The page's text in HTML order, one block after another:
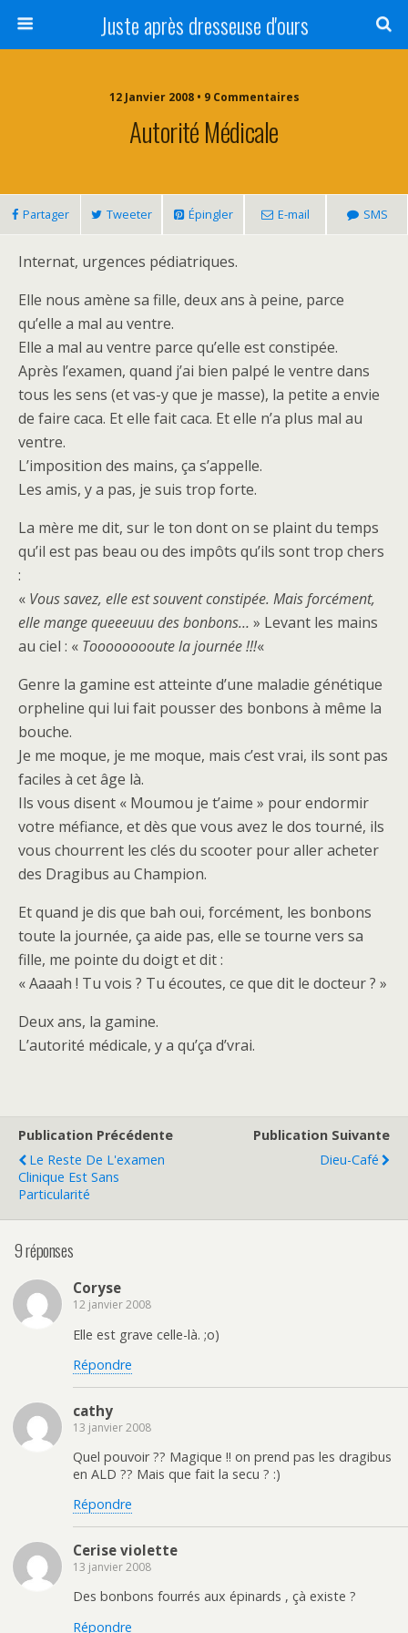
Juste après dresseuse d'ours
12 Janvier 2008 • 9 Commentaires
Autorité Médicale
Partager Tweeter Épingler E-mail SMS
Internat, urgences pédiatriques.
Elle nous amène sa fille, deux ans à peine, parce
qu’elle a mal au ventre.
Elle a mal au ventre parce qu’elle est constipée.
Après l’examen, quand j’ai bien palpé le ventre dans
tous les sens (et vas-y que je masse), la petite a envie
de faire caca. Et elle fait caca. Et elle n’a plus mal au
ventre.
L’imposition des mains, ça s’appelle.
Les amis, y a pas, je suis trop forte.
La mère me dit, sur le ton dont on se plaint du temps
qu’il est pas beau ou des impôts qu’ils sont trop chers
:
« Vous savez, elle est souvent constipée. Mais forcément,
elle mange queeeuuu des bonbons… » Levant les mains
au ciel : « Tooooooooute la journée !!!«
Genre la gamine est atteinte d’une maladie génétique
orpheline qui lui fait pousser des bonbons à même la
bouche.
Je me moque, je me moque, mais c’est vrai, ils sont pas
faciles à cet âge là.
Ils vous disent « Moumou je t’aime » pour endormir
votre méfiance, et dès que vous avez le dos tourné, ils
vous chourrent les clés du scooter pour aller acheter
des Dragibus au Champion.
Et quand je dis que bah oui, forcément, les bonbons
toute la journée, ça aide pas, elle se tourne vers sa
fille, me pointe du doigt et dit :
« Aaaah ! Tu vois ? Tu écoutes, ce que dit le docteur ? »
Deux ans, la gamine.
L’autorité médicale, y a qu’ça d’vrai.
Publication Précédente
Le Reste De L'examen
Clinique Est Sans
Particularité
Publication Suivante
Dieu-Café
9 réponses
Coryse
12 janvier 2008
Elle est grave celle-là. ;o)
Répondre
cathy
13 janvier 2008
Quel pouvoir ?? Magique !! on prend pas les dragibus
en ALD ?? Mais que fait la secu ? :)
Répondre
Cerise violette
13 janvier 2008
Des bonbons fourrés aux épinards , çà existe ?
Répondre